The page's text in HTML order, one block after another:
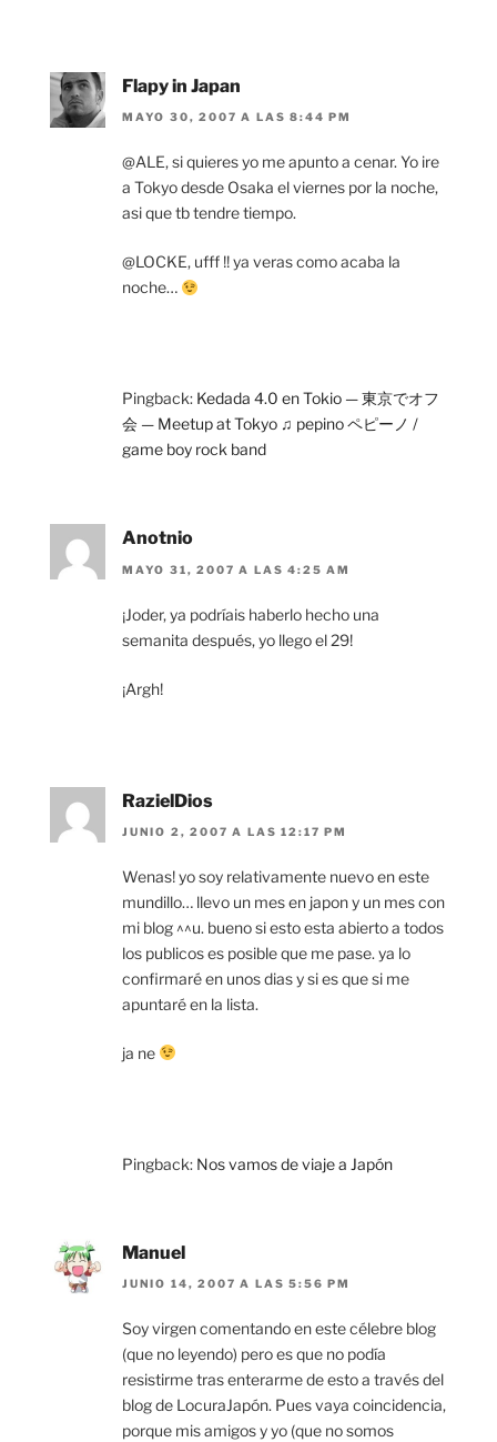
Flapy in Japan
MAYO 30, 2007 A LAS 8:44 PM
@ALE, si quieres yo me apunto a cenar. Yo ire
a Tokyo desde Osaka el viernes por la noche,
asi que tb tendre tiempo.
@LOCKE, ufff !! ya veras como acaba la
noche…
Pingback: Kedada 4.0 en Tokio — 東京でオフ
会 — Meetup at Tokyo ♫ pepino ペピーノ /
game boy rock band
Anotnio
MAYO 31, 2007 A LAS 4:25 AM
¡Joder, ya podríais haberlo hecho una
semanita después, yo llego el 29!
¡Argh!
RazielDios
JUNIO 2, 2007 A LAS 12:17 PM
Wenas! yo soy relativamente nuevo en este
mundillo… llevo un mes en japon y un mes con
mi blog ^^u. bueno si esto esta abierto a todos
los publicos es posible que me pase. ya lo
confirmaré en unos dias y si es que si me
apuntaré en la lista.
ja ne
Pingback: Nos vamos de viaje a Japón
Manuel
JUNIO 14, 2007 A LAS 5:56 PM
Soy virgen comentando en este célebre blog
(que no leyendo) pero es que no podía
resistirme tras enterarme de esto a través del
blog de LocuraJapón. Pues vaya coincidencia,
porque mis amigos y yo (que no somos